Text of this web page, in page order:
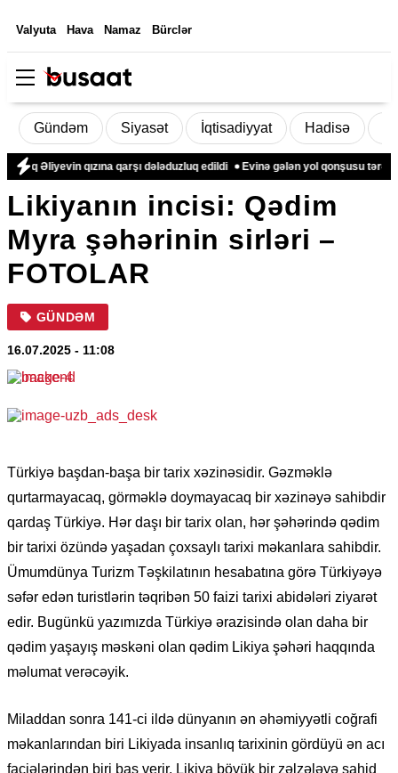
Valyuta Hava Namaz Bürclər
Gündəm Siyasət İqtisadiyyat Hadisə
qızına qarşı dələduzluq edildi Evinə gələn yol qonşusu tərəfindən
Likiyanın incisi: Qədim
Myra şəhərinin sirləri –
FOTOLAR
GÜNDƏM
16.07.2025 - 11:08
Türkiyə başdan-başa bir tarix xəzinəsidir. Gəzməklə
qurtarmayacaq, görməklə doymayacaq bir xəzinəyə sahibdir
qardaş Türkiyə. Hər daşı bir tarix olan, hər şəhərində qədim
bir tarixi özündə yaşadan çoxsaylı tarixi məkanlara sahibdir.
Ümumdünya Turizm Təşkilatının hesabatına görə Türkiyəyə
səfər edən turistlərin təqribən 50 faizi tarixi abidələri ziyarət
edir. Bugünkü yazımızda Türkiyə ərazisində olan daha bir
qədim yaşayış məskəni olan qədim Likiya şəhəri haqqında
məlumat verəcəyik.
Miladdan sonra 141-ci ildə dünyanın ən əhəmiyyətli coğrafi
məkanlarından biri Likiyada insanlıq tarixinin gördüyü ən acı
faciələrindən biri baş verir. Likiya böyük bir zəlzələyə şahid